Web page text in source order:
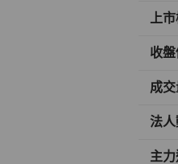
上
收
成
法人
主